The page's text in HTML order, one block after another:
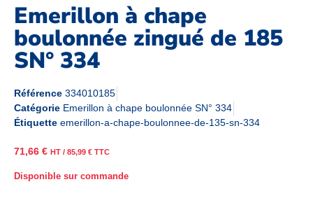
Emerillon à chape
boulonnée zingué de 185
SN° 334
Référence 334010185
Catégorie Emerillon à chape boulonnée SN° 334
Étiquette emerillon-a-chape-boulonnee-de-135-sn-334
71,66 € HT / 85,99 € TTC
Disponible sur commande